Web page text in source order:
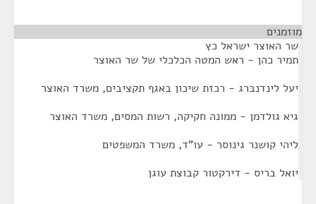
מוזמנים
שר האוצר ישראל כץ
תמיר כהן - ראש המטה הכלכלי של שר האוצר
יעל לינדנברג - רכזת שיכון באגף תקציבים, משרד האוצר
גיא גולדמן - ממונה חקיקה, רשות המסים, משרד האוצר
ליהי קושנר גינוסר - עו"ד, משרד המשפטים
יואל בריס - דירקטור קבוצת עוגן